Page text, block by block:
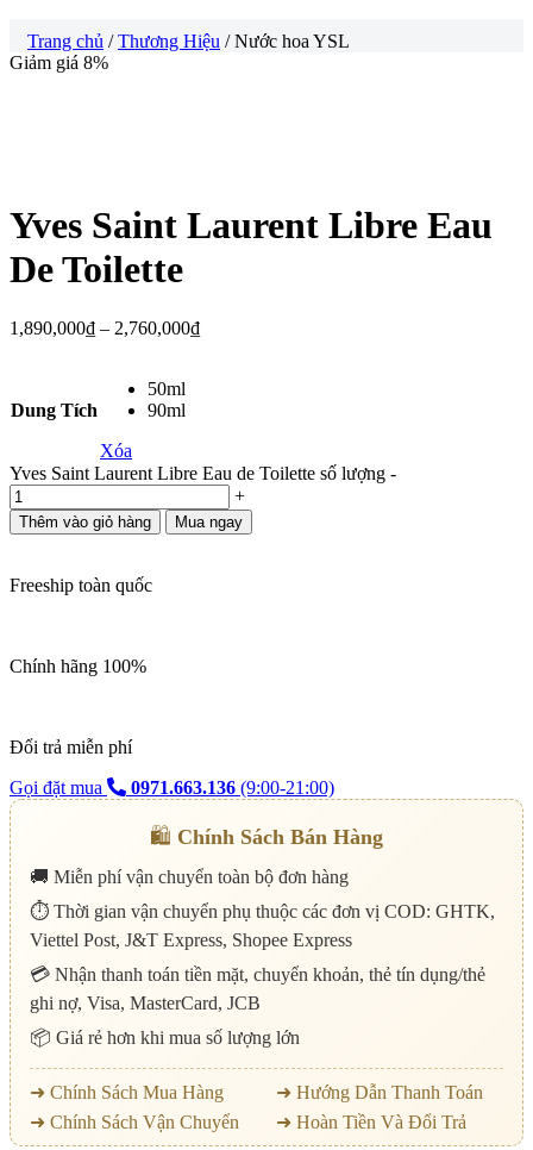
Trang chủ /Thương Hiệu / Nước hoa YSL
Giảm giá 8%
Yves Saint Laurent Libre Eau
De Toilette
1,890,000₫ – 2,760,000₫
Dung Tích
50ml
90ml
Xóa
Yves Saint Laurent Libre Eau de Toilette số lượng -
+
Thêm vào giỏ hàng Mua ngay
Freeship toàn quốc
Chính hãng 100%
Đổi trả miễn phí
Gọi đặt mua
0971.663.136 (9:00-21:00)
🛍️ Chính Sách Bán Hàng
🚚 Miễn phí vận chuyển toàn bộ đơn hàng
⏱️ Thời gian vận chuyển phụ thuộc các đơn vị COD: GHTK,
Viettel Post, J&T Express, Shopee Express
💳 Nhận thanh toán tiền mặt, chuyển khoản, thẻ tín dụng/thẻ
ghi nợ, Visa, MasterCard, JCB
📦 Giá rẻ hơn khi mua số lượng lớn
➜ Chính Sách Mua Hàng
➜ Hướng Dẫn Thanh Toán
➜ Chính Sách Vận Chuyển
➜ Hoàn Tiền Và Đổi Trả